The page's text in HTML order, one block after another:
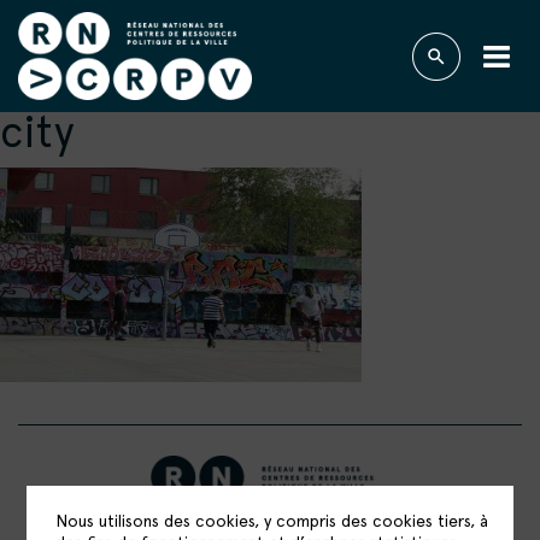
city
Nous utilisons des cookies, y compris des cookies tiers, à